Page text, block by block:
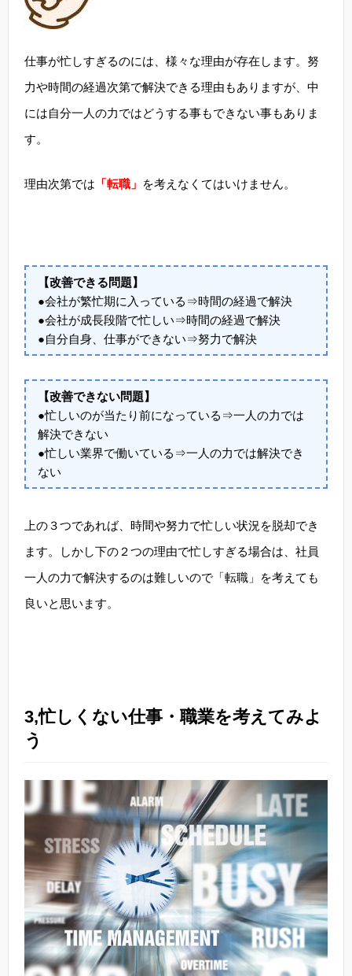
仕事が忙しすぎるのには、様々な理由が存在します。努
力や時間の経過次第で解決できる理由もありますが、中
には自分一人の力ではどうする事もできない事もありま
す。
理由次第では 「転職」 を考えなくてはいけません。
【改善できる問題】
●会社が繁忙期に入っている⇒時間の経過で解決
●会社が成長段階で忙しい⇒時間の経過で解決
●自分自身、仕事ができない⇒努力で解決
【改善できない問題】
●忙しいのが当たり前になっている⇒一人の力では
解決できない
●忙しい業界で働いている⇒一人の力では解決でき
ない
上の３つであれば、時間や努力で忙しい状況を脱却でき
ます。しかし下の２つの理由で忙しすぎる場合は、社員
一人の力で解決するのは難しいので「転職」を考えても
良いと思います。
3,忙しくない仕事・職業を考えてみよ
う